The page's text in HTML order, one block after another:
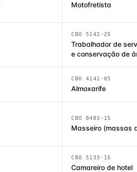
Motofretista
CBO 5142-25
Trabalhador de
e conservação de
CBO 4141-05
Almoxarife
CBO 8483-15
Masseiro (massas
CBO 5133-15
Camareiro de hotel